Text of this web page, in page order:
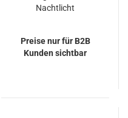
Nachtlicht
Preise nur für B2B
Kunden sichtbar